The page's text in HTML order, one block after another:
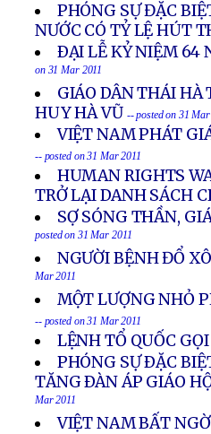
PHÓNG SỰ ĐẶC
NƯỚC CÓ TỶ LỆ HÚT
ÐẠI LỄ KỶ NIỆM 64
on 31 Mar 2011
GIÁO DÂN THÁI HÀ
HUY HÀ VŨ -- posted on 31
VIỆT NAM PHÁT
-- posted on 31 Mar 2011
HUMAN RIGHTS
TRỞ LẠI DANH SÁCH
SỢ SÓNG THẦN,
posted on 31 Mar 2011
NGƯỜI BỆNH ĐỔ
Mar 2011
MỘT LƯỢNG NHỎ
-- posted on 31 Mar 2011
LỆNH TỔ QUỐC
PHÓNG SỰ ÐẶC
TĂNG ÐÀN ÁP GIÁO
Mar 2011
VIỆT NAM BẤT